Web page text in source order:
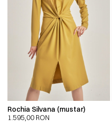
Rochia Silvana (mustar)
1.595,00 RON